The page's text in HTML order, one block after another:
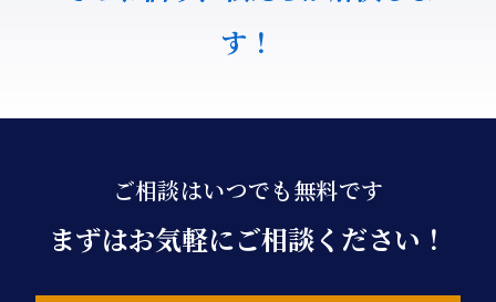
す！
ご相談はいつでも無料です
まずはお気軽にご相談ください！